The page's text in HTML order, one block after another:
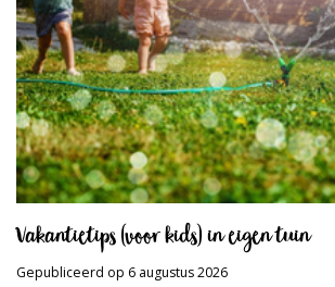
Vakantietips (voor kids) in eigen tuin
Gepubliceerd op 6 augustus 2026